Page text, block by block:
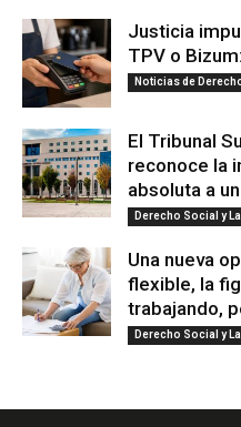
Justicia
TPV o
Noticias de
El Tribunal
reconoce la
absoluta a
Derecho Social y
Una nueva
flexible, la
trabajando,
Derecho Social y